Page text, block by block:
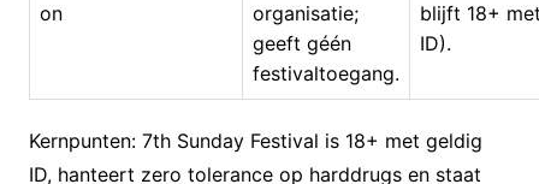
on
organisatie;
geeft géén
festivaltoegang.
blijft 18+
ID).
Kernpunten: 7th Sunday Festival is 18+ met geldig
ID, hanteert zero tolerance op harddrugs en staat